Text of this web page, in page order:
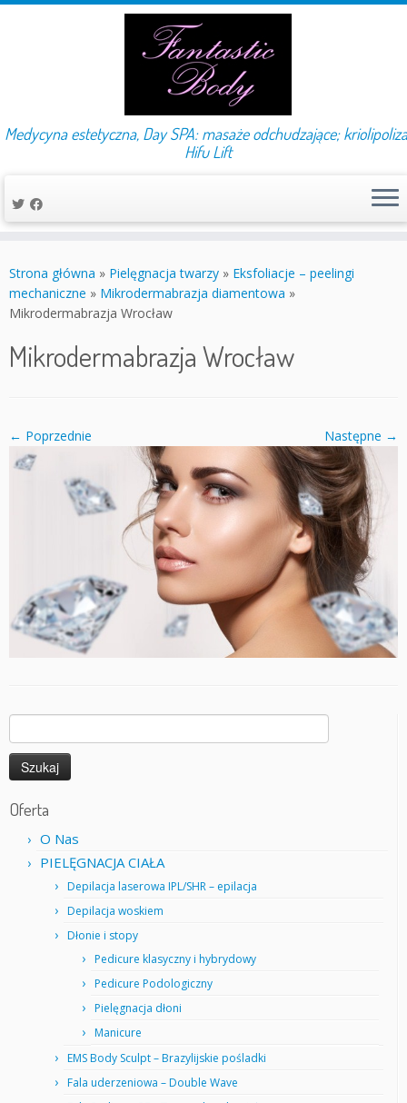
do
treści
Medycyna estetyczna, Day SPA: masaże odchudzające;
Hifu Lift
Strona główna » Pielęgnacja twarzy » Eksfoliacje – peelingi
mechaniczne » Mikrodermabrazja diamentowa »
Mikrodermabrazja Wrocław
Mikrodermabrazja Wrocław
← Poprzednie Następne →
Oferta
O Nas
PIELĘGNACJA CIAŁA
Depilacja laserowa IPL/SHR – epilacja
Depilacja woskiem
Dłonie i stopy
Pedicure klasyczny i hybrydowy
Pedicure Podologiczny
Pielęgnacja dłoni
Manicure
EMS Body Sculpt – Brazylijskie pośladki
Fala uderzeniowa – Double Wave